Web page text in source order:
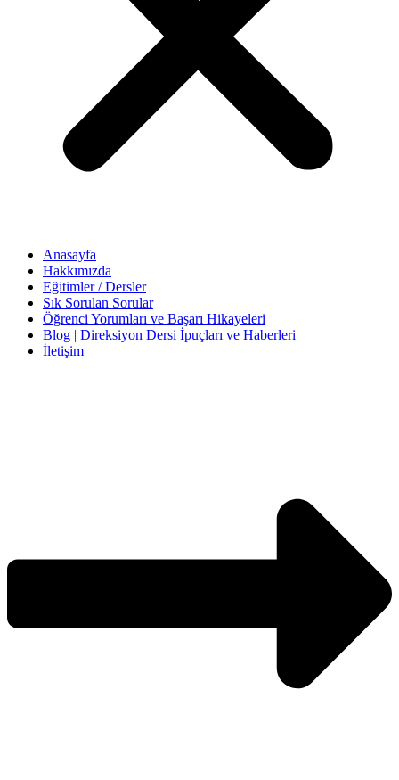
Anasayfa
Hakkımızda
Eğitimler / Dersler
Sık Sorulan Sorular
Öğrenci Yorumları ve Başarı Hikayeleri
Blog | Direksiyon Dersi İpuçları ve Haberleri
İletişim